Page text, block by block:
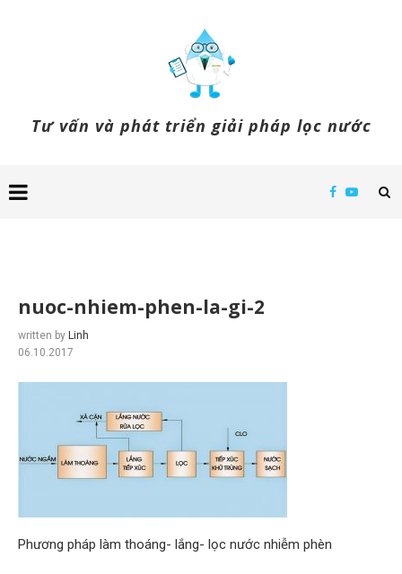
Tư vấn và phát triển giải pháp lọc nước
nuoc-nhiem-phen-la-gi-2
written by Linh
06.10.2017
Phương pháp làm thoáng- lắng- lọc nước nhiễm phèn